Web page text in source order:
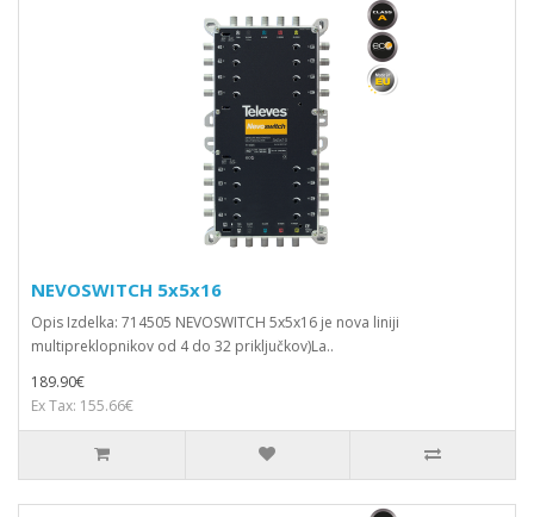
NEVOSWITCH 5x5x16
Opis Izdelka: 714505 NEVOSWITCH 5x5x16 je nova liniji
multipreklopnikov od 4 do 32 priključkov)La..
189.90€
Ex Tax: 155.66€